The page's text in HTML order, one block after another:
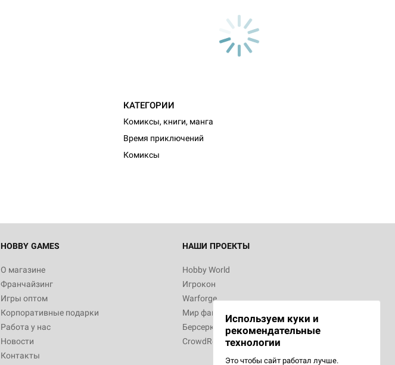
КАТЕГОРИИ
Комиксы, книги, манга
Время приключений
Комиксы
HOBBY GAMES
О магазине
Франчайзинг
Игры оптом
Корпоративные подарки
Работа у нас
Новости
Контакты
НАШИ ПРОЕКТЫ
Hobby World
Игрокон
Warforge
Мир фантастики
Берсерк
CrowdRepublic
Используем куки и
рекомендательные
технологии
Это чтобы сайт работал лучше.
Настольная игра Hobby World Журнал
"Мир фантастики. Спецвыпуск: Братья
империи: Боевая тревога
799
Настольная игра Hobby World Сумерки
империи. Четвёртая редакция: Грозовой
Рубеж
12 990